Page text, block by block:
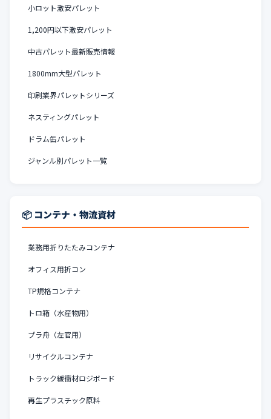
小ロット激安パレット
1,200円以下激安パレット
中古パレット最新販売情報
1800mm大型パレット
印刷業界パレットシリーズ
ネスティングパレット
ドラム缶パレット
ジャンル別パレット一覧
📦 コンテナ・物流資材
業務用折りたたみコンテナ
オフィス用折コン
TP規格コンテナ
トロ箱（水産物用）
プラ舟（左官用）
リサイクルコンテナ
トラック緩衝材ロジボード
再生プラスチック原料